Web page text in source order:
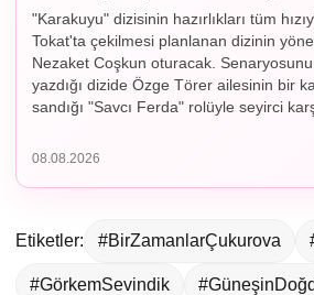
"Karakuyu" dizisinin hazırlıkları tüm
Tokat'ta çekilmesi planlanan dizinin
Nezaket Coşkun oturacak. Senaryosunu
yazdığı dizide Özge Törer ailesinin bir
sandığı "Savcı Ferda" rolüyle seyirci
08.08.2026
Etiketler: #BirZamanlarÇukurova
#GörkemSevindik